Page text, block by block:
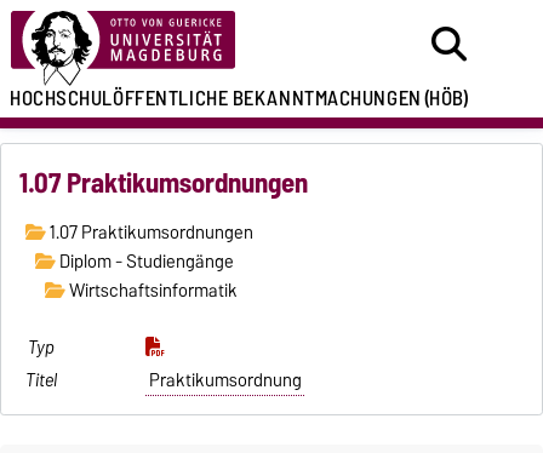
HOCHSCHULÖFFENTLICHEBEKANNTMACHUNGEN(HÖB)
1.07 Praktikumsordnungen
1.07 Praktikumsordnungen
Diplom - Studiengänge
Wirtschaftsinformatik
Praktikumsordnung